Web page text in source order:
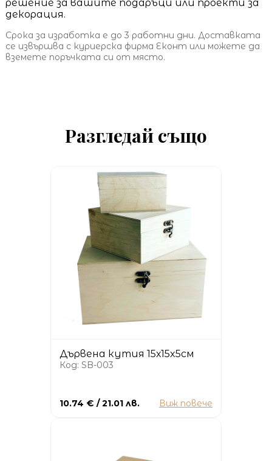
решение за вашите подаръци или проекти за
декорация.
Срока за изработка е до 3 работни дни. Доставката
се извършва с куриерска фирма Еконт или можете да
вземете поръчката си от място.
Разгледай също
Дървена кутия 15х15x5см
Код: SB-003
10.74 € / 21.01 лв. Виж повече